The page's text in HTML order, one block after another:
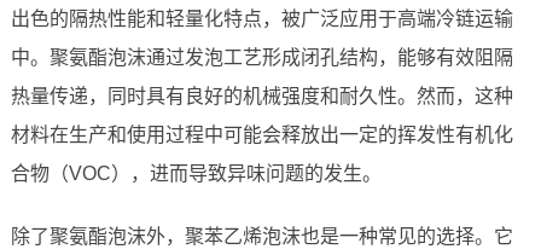
出色的隔热性能和轻量化特点，被广泛应用于高端冷链运输
中。聚氨酯泡沫通过发泡工艺形成闭孔结构，能够有效阻隔
热量传递，同时具有良好的机械强度和耐久性。然而，这种
材料在生产和使用过程中可能会释放出一定的挥发性有机化
合物（VOC），进而导致异味问题的发生。
除了聚氨酯泡沫外，聚苯乙烯泡沫也是一种常见的选择。它